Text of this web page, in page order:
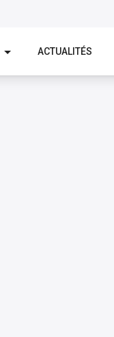
ACTUALITÉS